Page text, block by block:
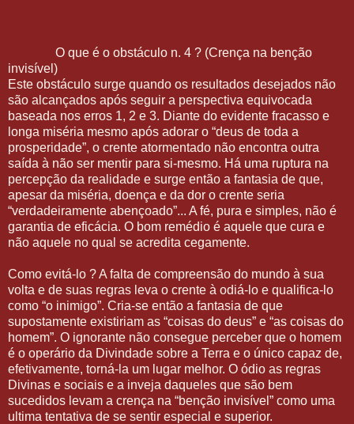
O que é o obstáculo n. 4 ? (Crença na benção
invisível)
Este obstáculo surge quando os resultados desejados não
são alcançados após seguir a perspectiva equivocada
baseada nos erros 1, 2 e 3. Diante do evidente fracasso e
longa miséria mesmo após adorar o “deus de toda a
prosperidade”, o crente atormentado não encontra outra
saída à não ser mentir para si-mesmo. Há uma ruptura na
percepção da realidade e surge então a fantasia de que,
apesar da miséria, doença e da dor o crente seria
“verdadeiramente abençoado”... A fé, pura e simples, não é
garantia de eficácia. O bom remédio é aquele que cura e
não aquele no qual se acredita cegamente.
Como evitá-lo ? A falta de compreensão do mundo à sua
volta e de suas regras leva o crente à odiá-lo e qualifica-lo
como “o inimigo”. Cria-se então a fantasia de que
supostamente existiriam as “coisas do deus” e “as coisas do
homem”. O ignorante não consegue perceber que o homem
é o operário da Divindade sobre a Terra e o único capaz de,
efetivamente, torná-la um lugar melhor. O ódio as regras
Divinas e sociais e a inveja daqueles que são bem
sucedidos levam a crença na “benção invisível” como uma
ultima tentativa de se sentir especial e superior.